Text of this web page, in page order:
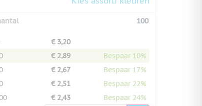
100
€ 3,20
€ 2,89
Bespaar 10%
€ 2,67
Bespaar 17%
€ 2,51
Bespaar 22%
€ 2,43
Bespaar 24%